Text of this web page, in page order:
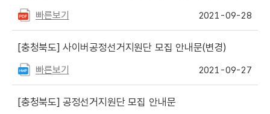
빠른보기 2021-09-28
[충청북도] 사이버공정선거지원단 모집 안내문(변경)
빠른보기 2021-09-27
[충청북도] 공정선거지원단 모집 안내문